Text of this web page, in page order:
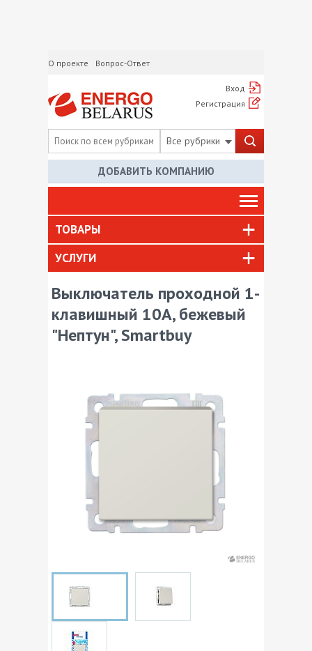
О проекте Вопрос-Ответ
Вход
Регистрация
Все рубрики
ДОБАВИТЬ КОМПАНИЮ
ТОВАРЫ
УСЛУГИ
Выключатель проходной 1-
клавишный 10А, бежевый
"Нептун", Smartbuy